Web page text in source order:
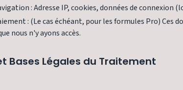
: Adresse IP, cookies, données de connexion
: (Le cas échéant, pour les formules Pro)
nous n'y ayons accès.
Bases Légales du Traitement